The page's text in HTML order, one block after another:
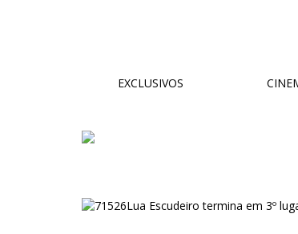
EXCLUSIVOS